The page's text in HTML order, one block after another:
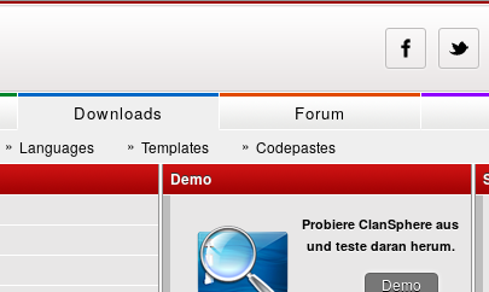
Downloads Forum
» Languages » Templates » Codepastes
Demo
Probiere ClanSphere aus
und teste daran herum.
Demo